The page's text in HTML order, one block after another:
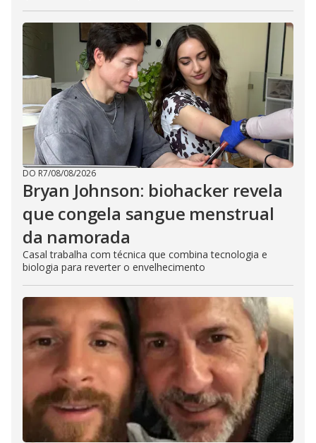
DO R7/08/08/2026
Bryan Johnson: biohacker revela
que congela sangue menstrual
da namorada
Casal trabalha com técnica que combina tecnologia e
biologia para reverter o envelhecimento